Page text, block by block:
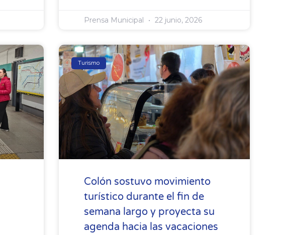
Prensa Municipal 22 junio, 2026
Turismo
Colón sostuvo movimiento
turístico durante el fin de
semana largo y proyecta su
agenda hacia las vacaciones